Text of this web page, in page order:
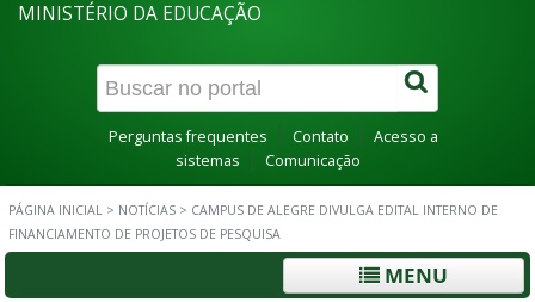
Canais
MINISTÉRIO DA EDUCAÇÃO
Perguntas frequentes Contato
Acesso a
sistemas
Comunicação
PÁGINA INICIAL > NOTÍCIAS > CAMPUS DE ALEGRE DIVULGA EDITAL INTERNO DE
FINANCIAMENTO DE PROJETOS DE PESQUISA
MENU